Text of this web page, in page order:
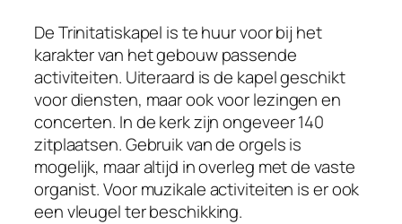
De Trinitatiskapel is te huur voor bij het
karakter van het gebouw passende
activiteiten. Uiteraard is de kapel geschikt
voor diensten, maar ook voor lezingen en
concerten. In de kerk zijn ongeveer 140
zitplaatsen. Gebruik van de orgels is
mogelijk, maar altijd in overleg met de vaste
organist. Voor muzikale activiteiten is er ook
een vleugel ter beschikking.